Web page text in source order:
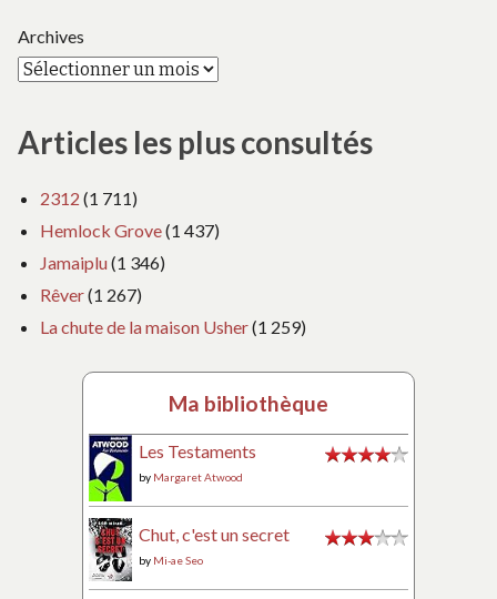
Archives
Articles les plus consultés
2312 (1 711)
Hemlock Grove(1 437)
Jamaiplu(1 346)
Rêver(1 267)
La chute de la maison Usher(1 259)
Ma bibliothèque
Les Testaments
by Margaret Atwood
Chut, c'est un secret
by Mi-ae Seo